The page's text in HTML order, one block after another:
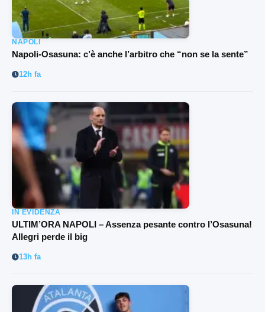
NAPOLI
Napoli-Osasuna: c’è anche l’arbitro che “non se la sente”
12h fa
IN EVIDENZA
ULTIM’ORA NAPOLI – Assenza pesante contro l’Osasuna!
Allegri perde il big
13h fa